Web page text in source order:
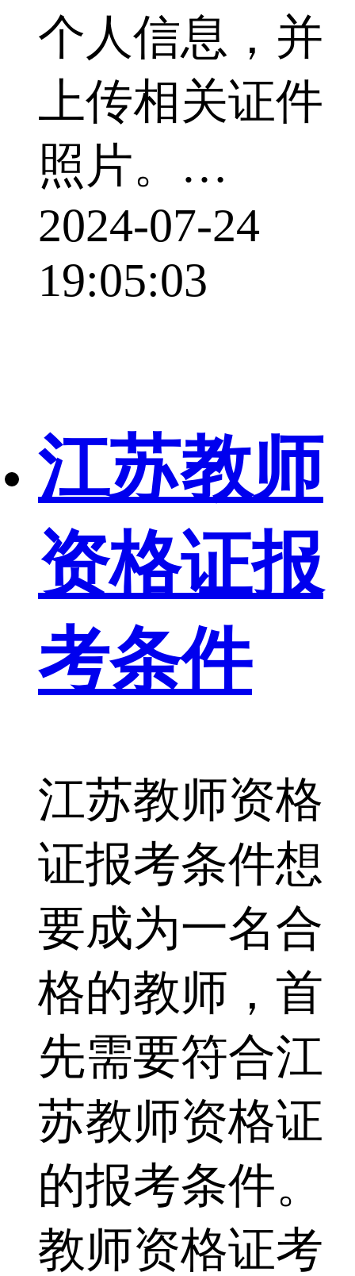
个人信息，并
上传相关证件
照片。…
2024-07-24
19:05:03
江苏教师
资格证报
考条件
江苏教师资格
证报考条件想
要成为一名合
格的教师，首
先需要符合江
苏教师资格证
的报考条件。
教师资格证考